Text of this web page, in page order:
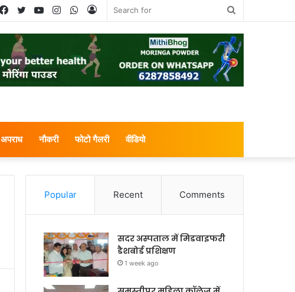
Log
WhatsApp
Instagram
YouTube
Twitter
Facebook
अपराध नौकरी फोटो गैलरी वीडियो
Popular Recent Comments
सदर अस्पताल में मिडवाइफरी
डैशबोर्ड प्रशिक्षण
1 week ago